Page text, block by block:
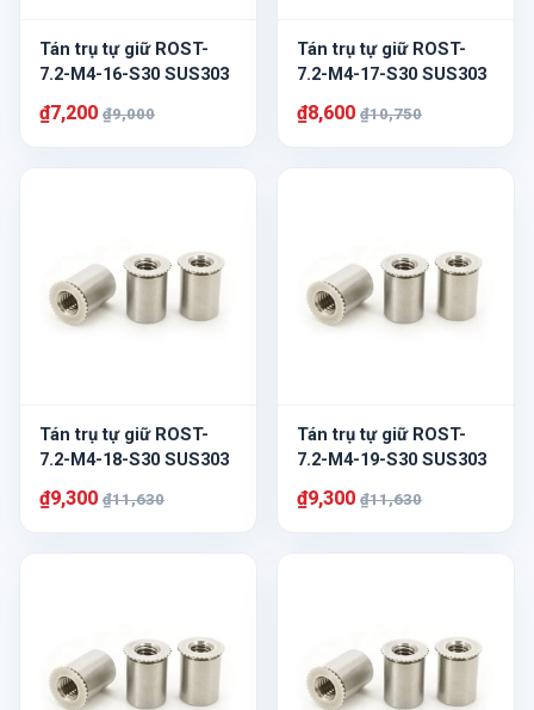
Tán trụ tự giữ ROST-
7.2-M4-16-S30 SUS303
₫7,200 ₫9,000
Tán trụ tự giữ ROST-
7.2-M4-17-S30 SUS303
₫8,600 ₫10,750
Tán trụ tự giữ ROST-
7.2-M4-18-S30 SUS303
₫9,300 ₫11,630
Tán trụ tự giữ ROST-
7.2-M4-19-S30 SUS303
₫9,300 ₫11,630